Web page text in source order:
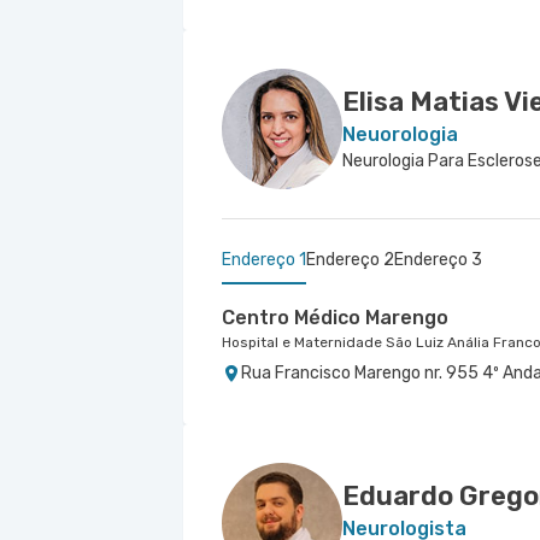
Elisa Matias
Neuorologia
Neurologia Para
Endereço 1 Endereço 2Endereço 3
Centro Médico Marengo
Hospital e Maternidade São Luiz Anália Franco
Rua Francisco Marengo nr. 955 4º
Eduardo
Neurologista